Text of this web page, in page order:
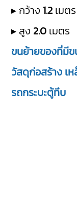
▸ กว้าง 1.2 เมตร
▸ สูง 2.0 เมตร
ขนย้ายของที่มี
วัสดุก่อสร้าง เ
รถกระบะตู้ทึบ